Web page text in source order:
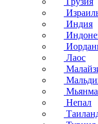
Индия
Лаос
Непал